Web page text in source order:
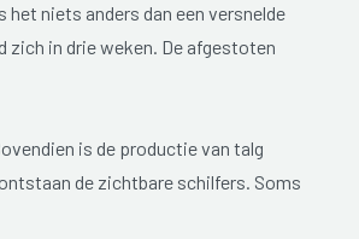
het niets anders dan een versnelde
in drie weken. De afgestoten
is de productie van talg
de zichtbare schilfers. Soms